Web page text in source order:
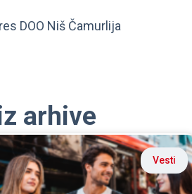
DOO Niš Čamurlija
arhive
Vesti